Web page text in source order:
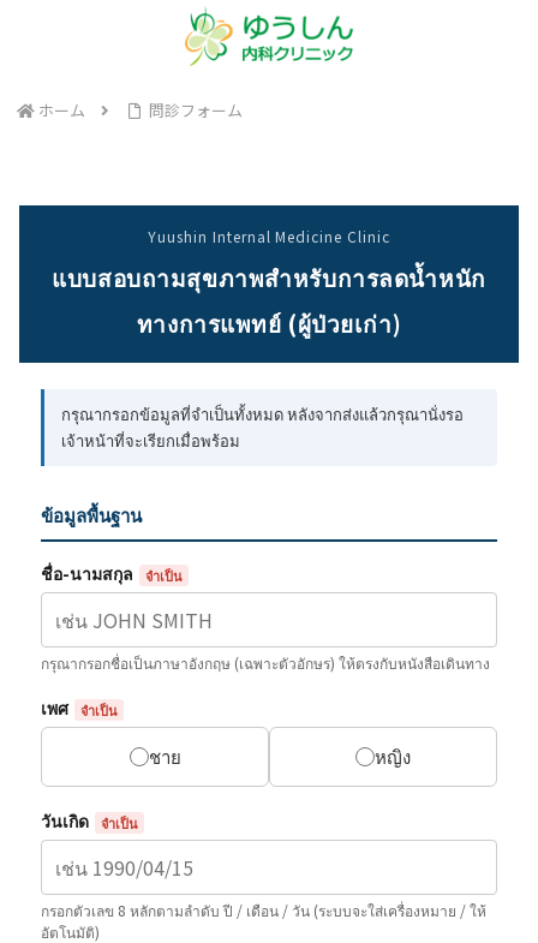
ホーム 問診フォーム
Yuushin Internal Medicine Clinic
แบบสอบถามสุขภาพสำหรับการลดน้ำหนัก
ทางการแพทย์ (ผู้ป่วยเก่า)
กรุณากรอกข้อมูลที่จำเป็นทั้งหมด หลังจากส่งแล้วกรุณานั่งรอ
เจ้าหน้าที่จะเรียกเมื่อพร้อม
ข้อมูลพื้นฐาน
ชื่อ-นามสกุล จำเป็น
กรุณากรอกชื่อเป็นภาษาอังกฤษ (เฉพาะตัวอักษร) ให้ตรงกับหนังสือเดินทาง
เพศ จำเป็น
ชาย หญิง
วันเกิด จำเป็น
กรอกตัวเลข 8 หลักตามลำดับ ปี / เดือน / วัน (ระบบจะใส่เครื่องหมาย / ให้
อัตโนมัติ)